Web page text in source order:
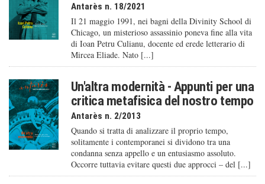
Antarès n. 18/2021
Il 21 maggio 1991, nei bagni della Divinity School di
Chicago, un misterioso assassinio poneva fine alla vita
di Ioan Petru Culianu, docente ed erede letterario di
Mircea Eliade. Nato [...]
Un'altra modernità - Appunti per una
critica metafisica del nostro tempo
Antarès n. 2/2013
Quando si tratta di analizzare il proprio tempo,
solitamente i contemporanei si dividono tra una
condanna senza appello e un entusiasmo assoluto.
Occorre tuttavia evitare questi due approcci – del [...]